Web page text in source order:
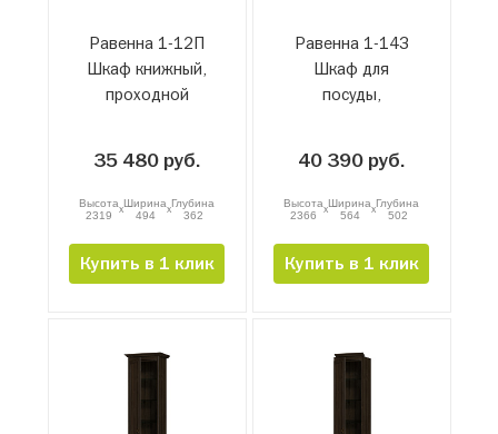
Равенна 1-12П
Шкаф книжный,
проходной
35 480 руб.
Высота
2319
xШирина
494
xГлубина
362
Купить в 1 клик
Равенна 1-14З
Шкаф для
посуды,
40 390 руб.
Высота
2366
xШирина
564
xГлубина
502
Купить в 1 клик